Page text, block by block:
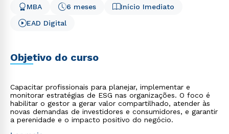
Início Imediato
6 meses
MBA
EAD Digital
Objetivo do curso
Capacitar profissionais para planejar, implementar e
monitorar estratégias de ESG nas organizações. O foco é
habilitar o gestor a gerar valor compartilhado, atender às
novas demandas de investidores e consumidores, e garantir
a perenidade e o impacto positivo do negócio.